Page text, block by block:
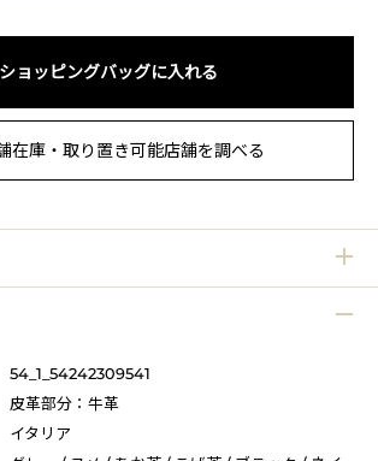
ショッピングバッグに入れる
在庫・取り置き可能店舗を調べる
54_1_54242309541
皮革部分：牛革
イタリア